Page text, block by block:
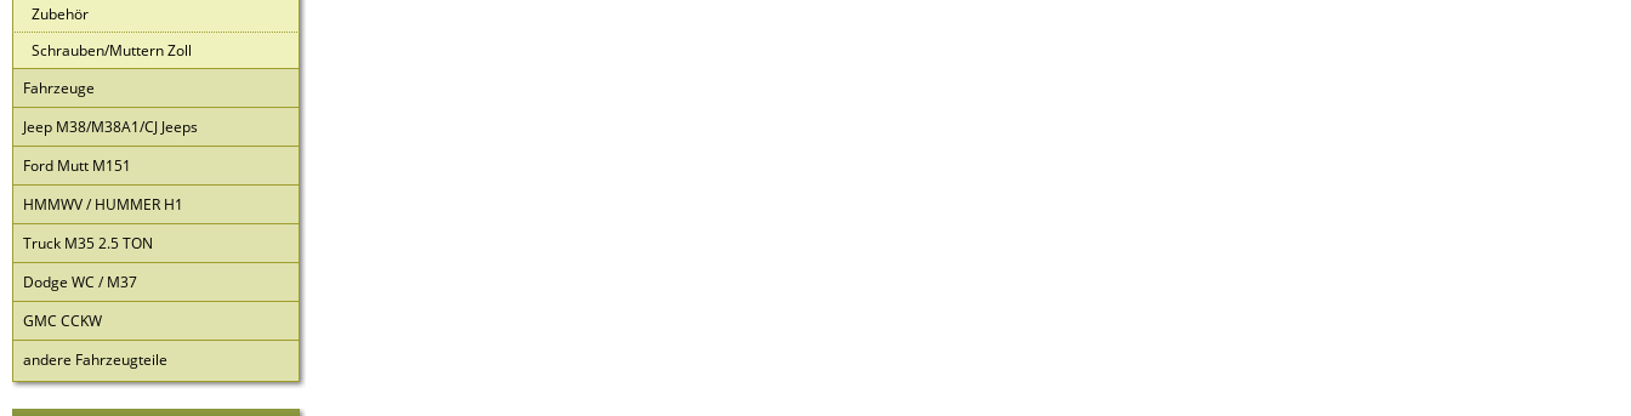
Zubehör
Schrauben/Muttern Zoll
Fahrzeuge
Jeep M38/M38A1/CJ Jeeps
Ford Mutt M151
HMMWV / HUMMER H1
Truck M35 2.5 TON
Dodge WC / M37
GMC CCKW
andere Fahrzeugteile